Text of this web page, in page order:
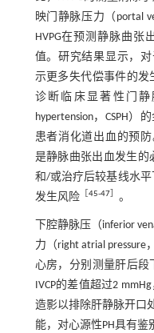
映门静脉压力（portal
HVPG在预测静脉曲张
值。研究结果显示，对
示更多失代偿事件的发
诊断临床显著性门静
hypertension，CSPH）
患者消化道出血的预防
是静脉曲张出血发生的
和/或治疗后较基线水平
发生风险［ 45-47］ 。
下腔静脉压（inferior
力（right atrial pressure
心房，分别测量肝后段
IVCP的差值超过2
造影以排除肝静脉开口
能，对心源性PH具有鉴